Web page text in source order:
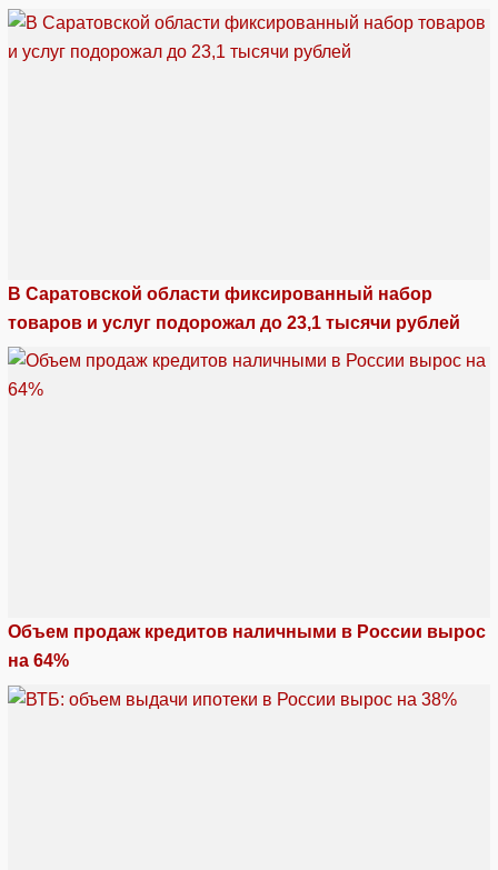
В Саратовской области фиксированный набор
товаров и услуг подорожал до 23,1 тысячи рублей
Объем продаж кредитов наличными в России вырос
на 64%